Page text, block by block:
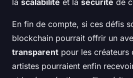
la scalabilité et la sécurité de
En fin de compte, si ces défis
blockchain pourrait offrir un
transparent pour les créateurs
artistes pourraient enfin